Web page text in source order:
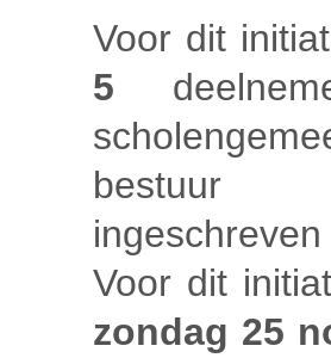
Voor dit
5
bestuur
Voor dit
zondag 25